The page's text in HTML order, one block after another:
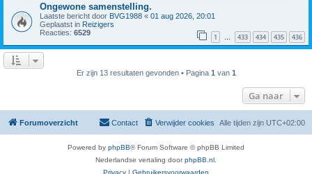
Ongewone samenstelling.
Laatste bericht door BVG1988 « 01 aug 2026, 20:01
Geplaatst in Reizigers
Reacties: 6529 1 … 433 434 435 436
Er zijn 13 resultaten gevonden • Pagina 1 van 1
Ga naar
Forumoverzicht Alle tijden zijn UTC+02:00
Verwijder cookies
Contact
Powered by phpBB® Forum Software © phpBB Limited
Nederlandse vertaling doorphpBB.nl
Privacy | Gebruikersvoorwaarden